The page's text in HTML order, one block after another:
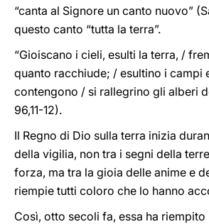
“canta al Signore un canto nuovo”
questo canto “tutta la terra”.
“Gioiscano i cieli, esulti la terra, /
quanto racchiude; / esultino i campi
contengono / si rallegrino gli alberi
96,11-12).
Il Regno di Dio sulla terra inizia
della vigilia, non tra i segni della
forza, ma tra la gioia delle anime e
riempie tutti coloro che lo hanno
Così, otto secoli fa, essa ha riempito